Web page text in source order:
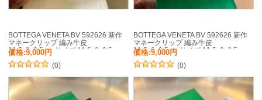
BOTTEGA VENETA BV 592626 新作
マネークリップ 編み牛皮
11.5x9x0.5cm サイズ:11.5x9x0.5cm
価格:9,000円
(0)
BOTTEGA VENETA BV 592626 新作
マネークリップ 編み牛皮
11.5x9x0.5cm サイズ:11.5x9x0.5cm
価格:9,000円
(0)